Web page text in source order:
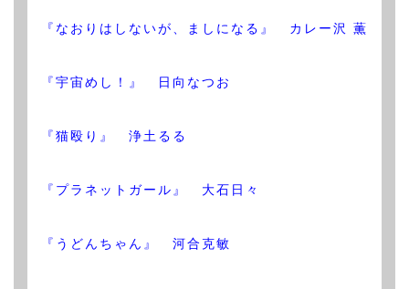
『なおりはしないが、ましになる』 カレー沢 薫
『宇宙めし！』 日向なつお
『猫殴り』 浄土るる
『プラネットガール』 大石日々
『うどんちゃん』 河合克敏